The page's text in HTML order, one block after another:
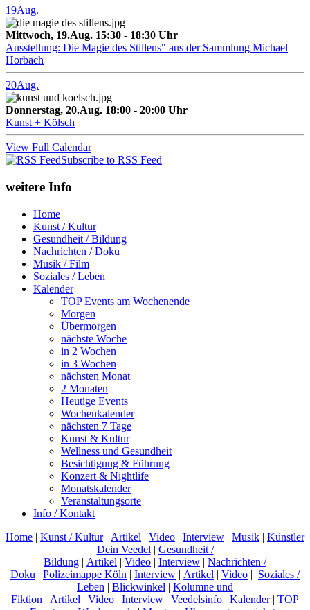
19Aug.
Mittwoch, 19.Aug. 15:30 - 18:30 Uhr
Ausstellung: Die Magie des Stillens" aus der Sammlung Michael
Horbach
20Aug.
Donnerstag, 20.Aug. 18:00 - 20:00 Uhr
Kunst + Kölsch
View Full Calendar
Subscribe to RSS Feed
weitere Info
Home
Kunst / Kultur
Gesundheit / Bildung
Nachrichten / Doku
Musik / Film
Soziales / Leben
Kalender
TOP Events am Wochenende
Morgen
Übermorgen
nächste Woche
in 2 Wochen
in 3 Wochen
nächsten Monat
2 Monaten
Heutige Events
Wochenkalender
nächsten 7 Tage
Kunst & Kultur
Wellness und Gesundheit
Besichtigung & Führung
Konzert & Nightlife
Monatskalender
Veranstaltungsorte
Info / Kontakt
Home | Kunst / Kultur| Artikel | Video | Interview | Musik | Künstler
Dein Veedel | Gesundheit /
Bildung | Artikel | Video | Interview | Nachrichten /
Doku | Polizeimappe Köln | Interview | Artikel | Video | Soziales /
Leben | Blickwinkel | Kolumne und
Fiktion | Artikel | Video | Interview | Veedelsinfo | Kalender| TOP